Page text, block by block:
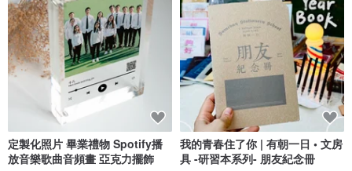
定製化照片 畢業禮物 Spotify播
放音樂歌曲音頻畫 亞克力擺飾
我的青春住了你 | 有朝一日 • 文房
具 -研習本系列- 朋友紀念冊